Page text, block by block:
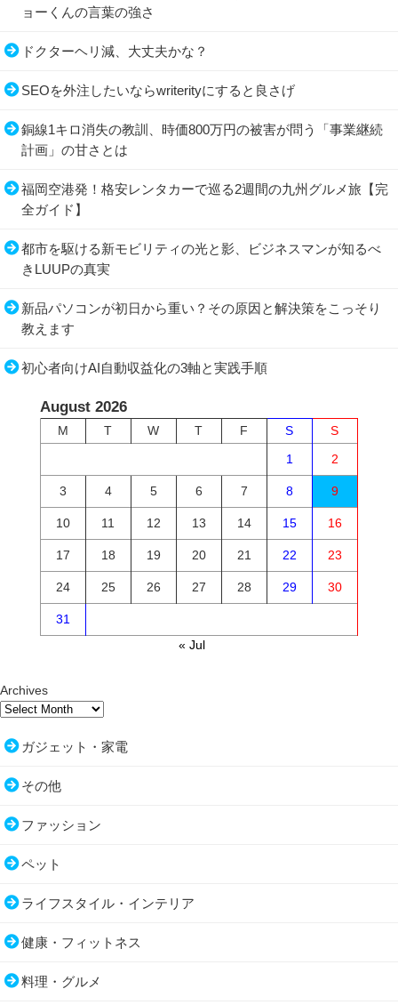
ョーくんの言葉の強さ
ドクターヘリ減、大丈夫かな？
SEOを外注したいならwriterityにすると良さげ
銅線1キロ消失の教訓、時価800万円の被害が問う「事業継続
計画」の甘さとは
福岡空港発！格安レンタカーで巡る2週間の九州グルメ旅【完
全ガイド】
都市を駆ける新モビリティの光と影、ビジネスマンが知るべ
きLUUPの真実
新品パソコンが初日から重い？その原因と解決策をこっそり
教えます
初心者向けAI自動収益化の3軸と実践手順
August 2026
M T W T F S
S
1
2
3 4 5 6 7 8 9
10 11 12 13 14 15 16
17 18 19 20 21 22 23
24 25 26 27 28 29 30
31
« Jul
Archives
ガジェット・家電
その他
ファッション
ペット
ライフスタイル・インテリア
健康・フィットネス
料理・グルメ